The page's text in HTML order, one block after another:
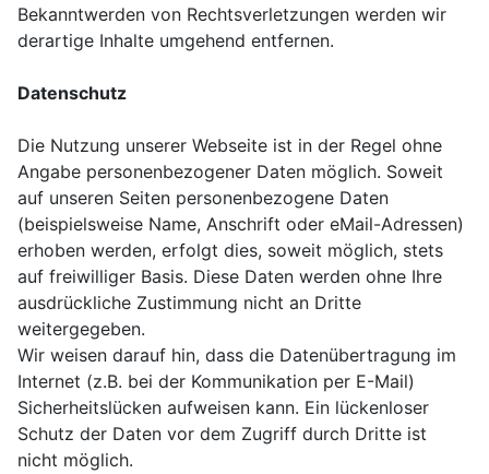
Bekanntwerden von Rechtsverletzungen werden wir
derartige Inhalte umgehend entfernen.
Datenschutz
Die Nutzung unserer Webseite ist in der Regel ohne
Angabe personenbezogener Daten möglich. Soweit
auf unseren Seiten personenbezogene Daten
(beispielsweise Name, Anschrift oder eMail-Adressen)
erhoben werden, erfolgt dies, soweit möglich, stets
auf freiwilliger Basis. Diese Daten werden ohne Ihre
ausdrückliche Zustimmung nicht an Dritte
weitergegeben.
Wir weisen darauf hin, dass die Datenübertragung im
Internet (z.B. bei der Kommunikation per E-Mail)
Sicherheitslücken aufweisen kann. Ein lückenloser
Schutz der Daten vor dem Zugriff durch Dritte ist
nicht möglich.